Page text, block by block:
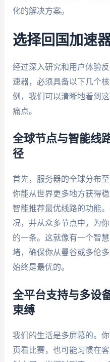
化的解决方案。
选择回国加速
经过深入研究和用户体验
速器，必须具备以下几个
例，我们可以清晰地看到
痛点。
全球节点与智能线
径
首先，服务器的全球分布
你能从世界更多地方获得
智能推荐最优线路的功能
况，并从众多节点中，为
的一条。这就像有一个智
堵，确保你从曼谷或多伦
始终是最优的。
全平台支持与多设
束缚
我们的生活是多屏幕的。
页看比赛，也可能习惯在